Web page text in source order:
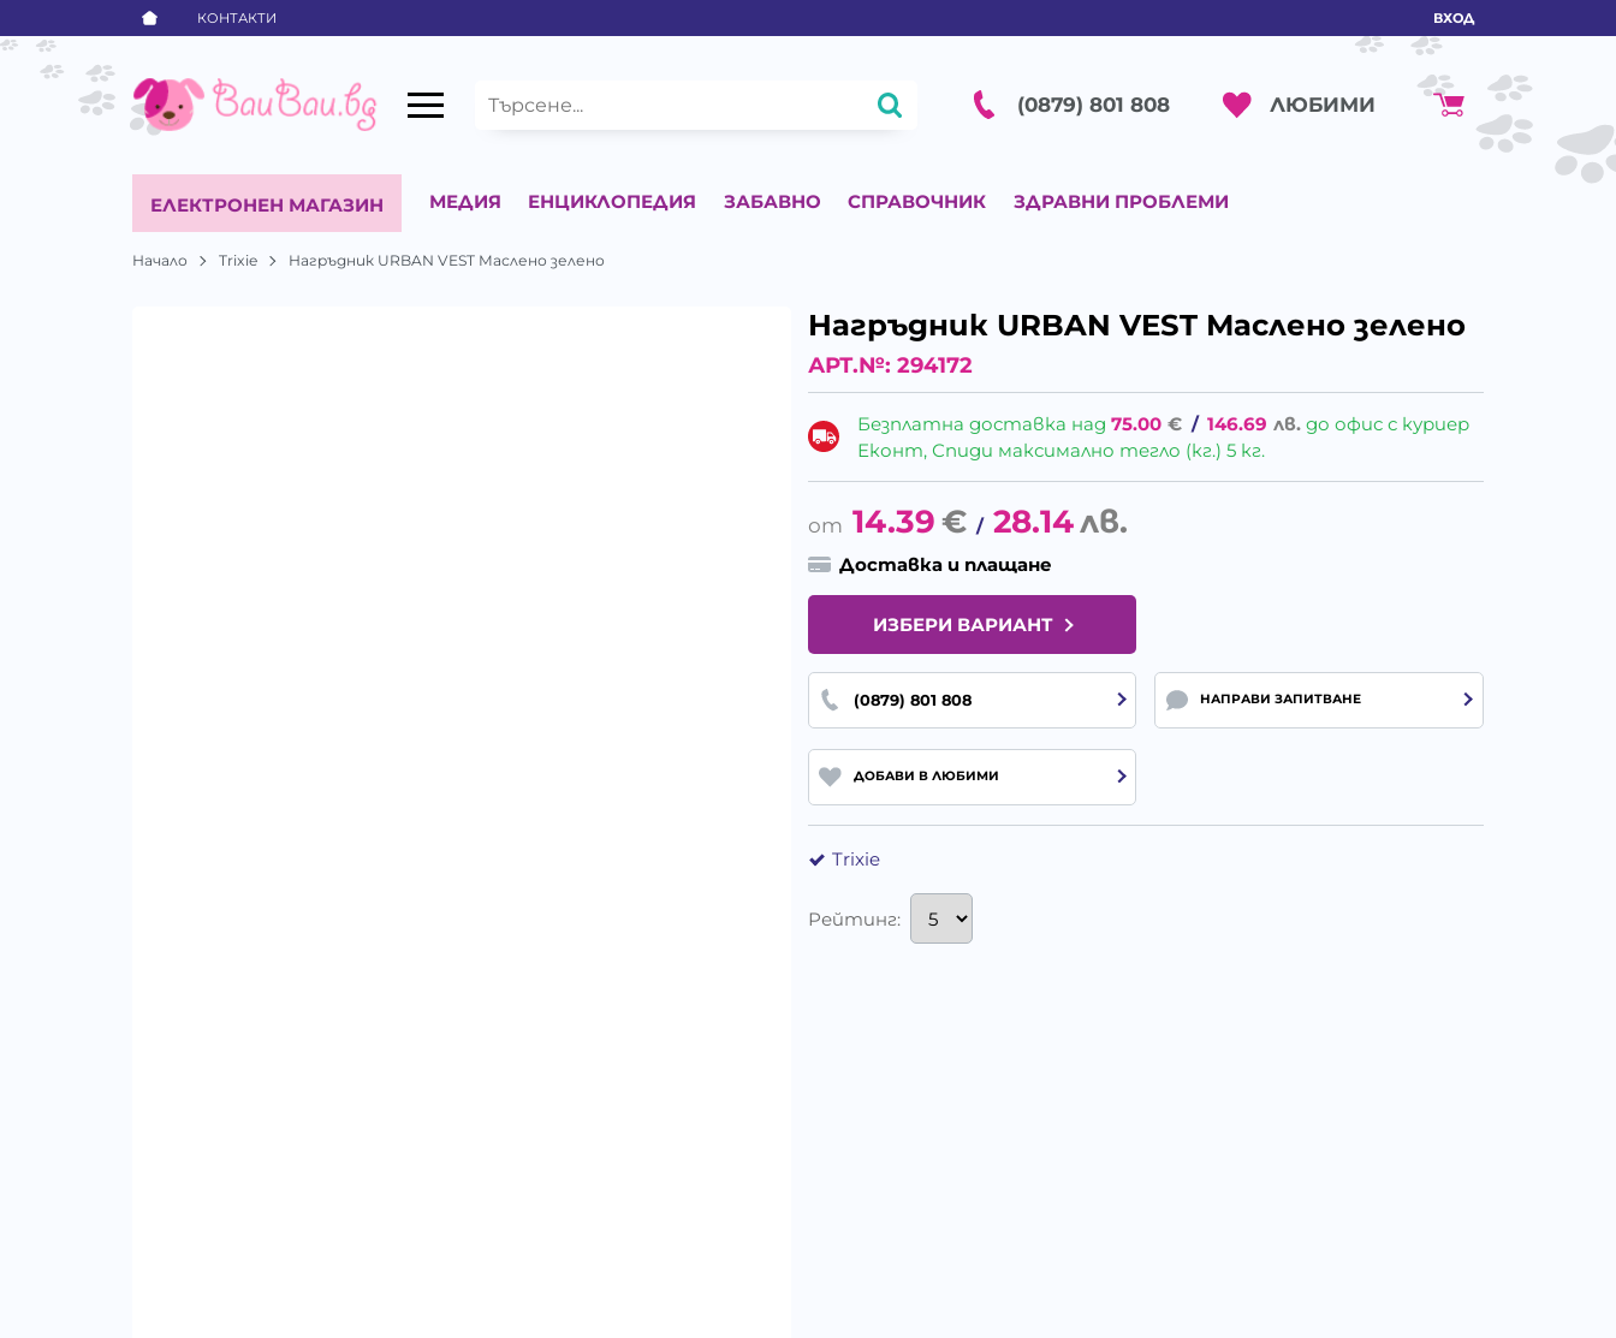
КОНТАКТИ ВХОД
(0879) 801 808 ЛЮБИМИ
ЕЛЕКТРОНЕН МАГАЗИН МЕДИЯ ЕНЦИКЛОПЕДИЯ ЗАБАВНО СПРАВОЧНИК ЗДРАВНИ ПРОБЛЕМИ
Начало Trixie Нагръдник URBAN VEST Маслено зелено
Нагръдник URBAN VEST Маслено зелено
АРТ.№: 294172
Безплатна доставка над75.00 € / 146.69 лв. до офис с куриер
Еконт, Спиди максимално тегло (кг.) 5 кг.
14.39€ / 28.14лв.
Доставка и плащане
ИЗБЕРИ ВАРИАНТ
(0879) 801 808 НАПРАВИ ЗАПИТВАНЕ
ДОБАВИ В ЛЮБИМИ
Trixie
Рейтинг: